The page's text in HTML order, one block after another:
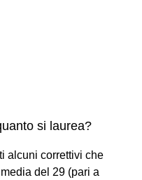
si laurea?
alcuni correttivi che
del 29 (pari a